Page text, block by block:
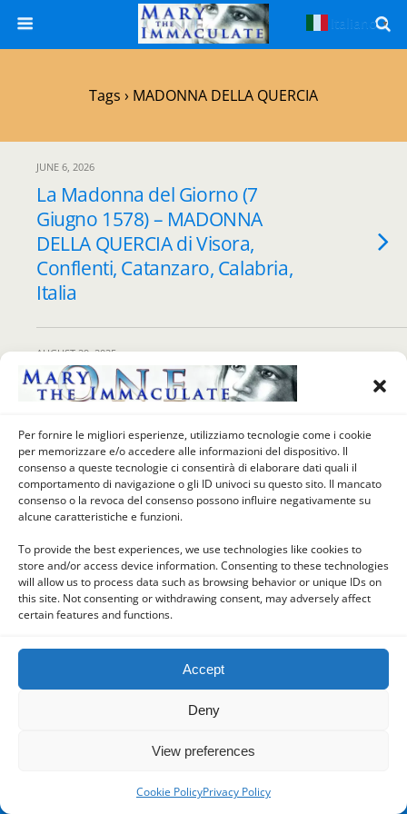
Per fornire le migliori esperienze, utilizziamo tecnologie come i cookie
per memorizzare e/o accedere alle informazioni del dispositivo. Il
consenso a queste tecnologie ci consentirà di elaborare dati quali il
comportamento di navigazione o gli ID univoci su questo sito. Il mancato
consenso o la revoca del consenso possono influire negativamente su
alcune caratteristiche e funzioni.
To provide the best experiences, we use technologies like cookies to
store and/or access device information. Consenting to these technologies
will allow us to process data such as browsing behavior or unique IDs on
this site. Not consenting or withdrawing consent, may adversely affect
certain features and functions.
Accept
Deny
View preferences
Cookie PolicyPrivacy Policy
Tags › MADONNA DELLA QUERCIA
JUNE 6, 2026
La Madonna del Giorno (7
Giugno 1578) – MADONNA
DELLA QUERCIA di Visora,
Conflenti, Catanzaro, Calabria,
Italia
AUGUST 29, 2025
La Madonna del Giorno (1
Settembre) – MADONNA
DELLA QUERCIA, BETTOLA,
PIACENZA, ITALIA
Back to top
Mobile Desktop
Italiano ▼
Powered by
WPtouch Mobile Suite for WordPress